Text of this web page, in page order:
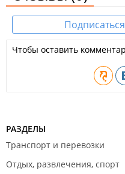
Чтобы оставить
РАЗДЕЛЫ
Транспорт и перевозки
Отдых, развлечения, спорт